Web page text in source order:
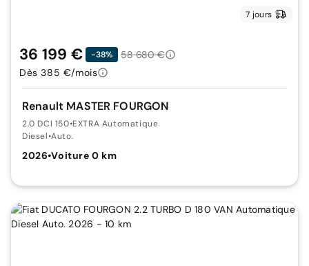
7 jours
Renault MASTER FOURGON
2.0 DCI 150•EXTRA Automatique
Diesel•Auto.
2026•Voiture 0 km
36 199 € -38%
58 680 €
Dès 385 €/mois